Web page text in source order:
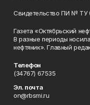
Свидетельство ПИ № ТУ
Газета «Октябрьский
В разные периоды
нефтяник». Главный
Телефон
(34767) 67535
Эл. почта
on@rbsmi.ru